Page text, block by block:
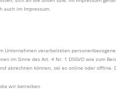
auch im Impressum.
Unternehmen verarbeiteten
im Sinne des Art. 4 Nr. 1 DSGVO wie zum
abrechnen können, sei es online oder offline.
wir betreiben